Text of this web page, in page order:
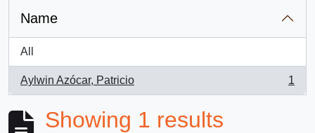
Name
All
Aylwin Azócar, Patricio
, 1 results
1
Showing 1 results